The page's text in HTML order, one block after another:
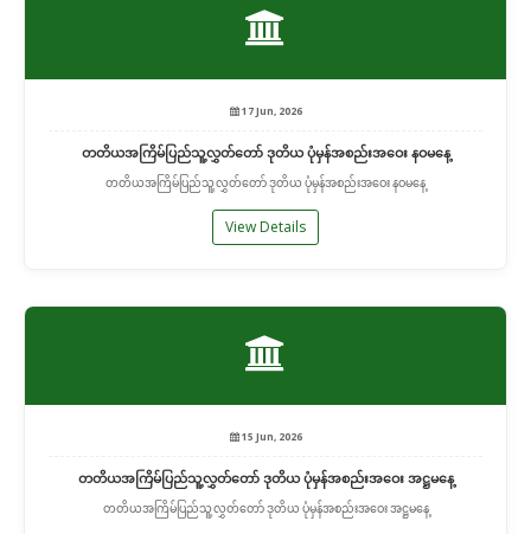
17 Jun, 2026
တတိယအကြိမ်ပြည်သူ့လွှတ်တော် ဒုတိယ ပုံမှန်အစည်းအဝေး နဝမနေ့
တတိယအကြိမ်ပြည်သူ့လွှတ်တော် ဒုတိယ ပုံမှန်အစည်းအဝေး နဝမနေ့
View Details
15 Jun, 2026
တတိယအကြိမ်ပြည်သူ့လွှတ်တော် ဒုတိယ ပုံမှန်အစည်းအဝေး အဋ္ဌမနေ့
တတိယအကြိမ်ပြည်သူ့လွှတ်တော် ဒုတိယ ပုံမှန်အစည်းအဝေး အဋ္ဌမနေ့